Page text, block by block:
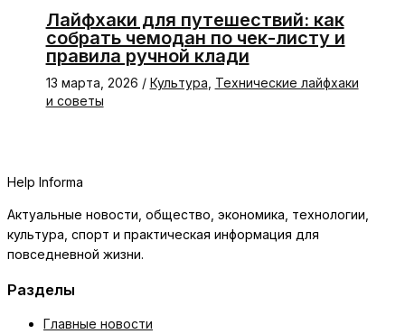
Лайфхаки для путешествий: как
собрать чемодан по чек-листу и
правила ручной клади
13 марта, 2026 / Культура Технические лайфхаки
и советы
Help Informa
Актуальные новости, общество, экономика, технологии,
культура, спорт и практическая информация для
повседневной жизни.
Разделы
Главные новости